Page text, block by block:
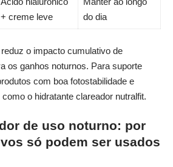
+ creme leve
do dia
o impacto cumulativo de
os ganhos noturnos. Para suporte
com boa fotostabilidade e
o hidratante clareador nutralfit.
de uso noturno: por
só podem ser usados